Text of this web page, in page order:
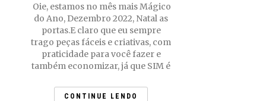
Oie, estamos no mês mais Mágico
do Ano, Dezembro 2022, Natal as
portas.E claro que eu sempre
trago peças fáceis e criativas, com
praticidade para você fazer e
também economizar, já que SIM é
CONTINUE LENDO